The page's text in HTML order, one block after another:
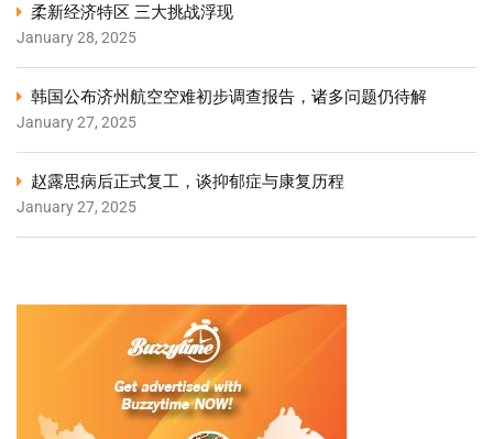
柔新经济特区 三大挑战浮现
January 28, 2025
韩国公布济州航空空难初步调查报告，诸多问题仍待解
January 27, 2025
赵露思病后正式复工，谈抑郁症与康复历程
January 27, 2025